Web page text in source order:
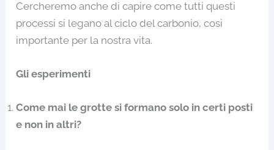
Cercheremo anche di capire come tutti questi
processi si legano al ciclo del carbonio, così
importante per la nostra vita.
Gli esperimenti
Come mai le grotte si formano solo in certi posti
e non in altri?